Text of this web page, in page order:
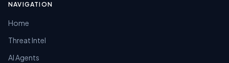
NAVIGATION
Home
Threat Intel
AI Agents